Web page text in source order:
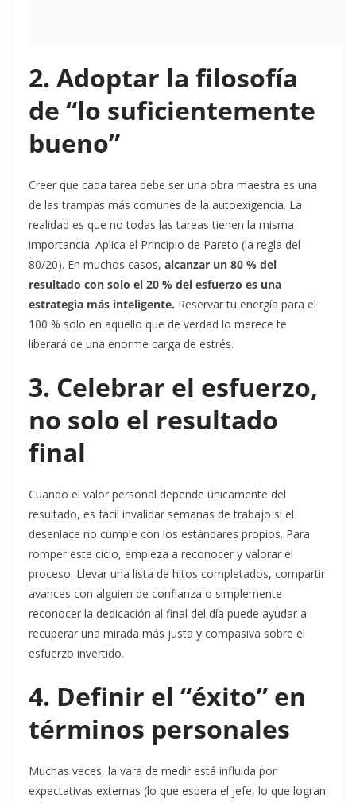
2. Adoptar la filosofía
de “lo suficientemente
bueno”
Creer que cada tarea debe ser una obra maestra es una
de las trampas más comunes de la autoexigencia. La
realidad es que no todas las tareas tienen la misma
importancia. Aplica el Principio de Pareto (la regla del
80/20). En muchos casos, alcanzar un 80 % del
resultado con solo el 20 % del esfuerzo es una
estrategia más inteligente. Reservar tu energía para el
100 % solo en aquello que de verdad lo merece te
liberará de una enorme carga de estrés.
3. Celebrar el esfuerzo,
no solo el resultado
final
Cuando el valor personal depende únicamente del
resultado, es fácil invalidar semanas de trabajo si el
desenlace no cumple con los estándares propios. Para
romper este ciclo, empieza a reconocer y valorar el
proceso. Llevar una lista de hitos completados, compartir
avances con alguien de confianza o simplemente
reconocer la dedicación al final del día puede ayudar a
recuperar una mirada más justa y compasiva sobre el
esfuerzo invertido.
4. Definir el “éxito” en
términos personales
Muchas veces, la vara de medir está influida por
expectativas externas (lo que espera el jefe, lo que logran